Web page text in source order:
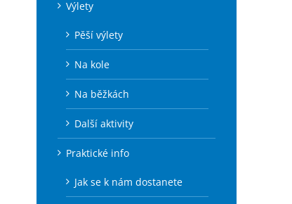
Výlety
Pěší výlety
Na kole
Na běžkách
Další aktivity
Praktické info
Jak se k nám dostanete